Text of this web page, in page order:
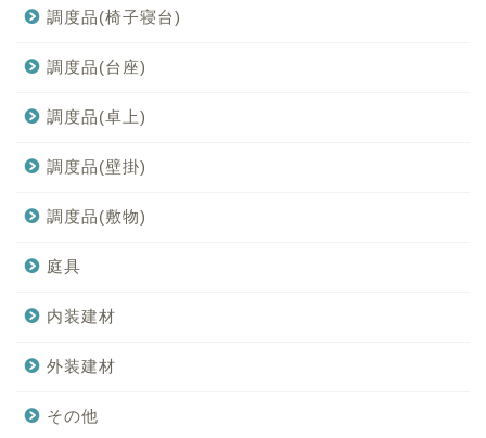
調度品(椅子寝台)
調度品(台座)
調度品(卓上)
調度品(壁掛)
調度品(敷物)
庭具
内装建材
外装建材
その他